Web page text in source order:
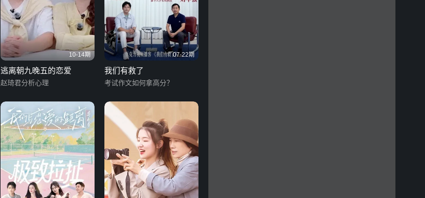
10-14期
逃离朝九晚五的恋爱
赵琦君分析心理
07-22期
我们有救了
考试作文如何拿高分？